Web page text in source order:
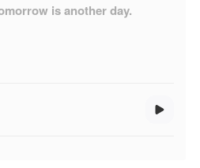
is another day.